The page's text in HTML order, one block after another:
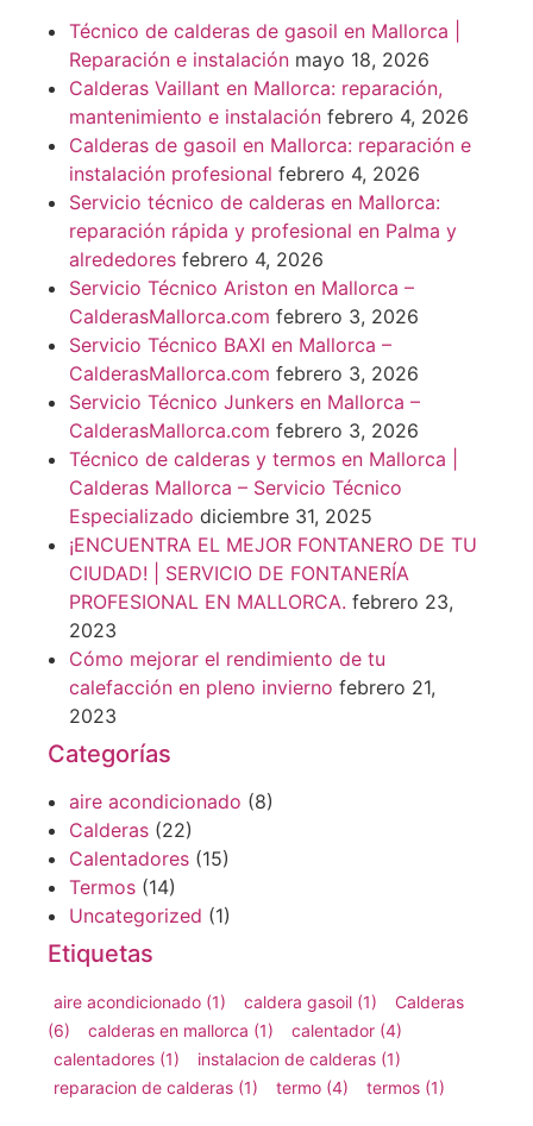
Técnico de calderas de gasoil en Mallorca |
Reparación e instalación mayo 18, 2026
Calderas Vaillant en Mallorca: reparación,
mantenimiento e instalación febrero 4, 2026
Calderas de gasoil en Mallorca: reparación e
instalación profesional febrero 4, 2026
Servicio técnico de calderas en Mallorca:
reparación rápida y profesional en Palma y
alrededores febrero 4, 2026
Servicio Técnico Ariston en Mallorca –
CalderasMallorca.com febrero 3, 2026
Servicio Técnico BAXI en Mallorca –
CalderasMallorca.com febrero 3, 2026
Servicio Técnico Junkers en Mallorca –
CalderasMallorca.com febrero 3, 2026
Técnico de calderas y termos en Mallorca |
Calderas Mallorca – Servicio Técnico
Especializado diciembre 31, 2025
¡ENCUENTRA EL MEJOR FONTANERO DE TU
CIUDAD! | SERVICIO DE FONTANERÍA
PROFESIONAL EN MALLORCA. febrero 23,
2023
Cómo mejorar el rendimiento de tu
calefacción en pleno invierno febrero 21,
2023
Categorías
aire acondicionado (8)
Calderas (22)
Calentadores (15)
Termos (14)
Uncategorized (1)
Etiquetas
aire acondicionado (1) caldera gasoil (1)
Calderas
(6)
calderas en mallorca (1) calentador (4)
calentadores (1) instalacion de calderas (1)
reparacion de calderas (1) termo (4) termos (1)